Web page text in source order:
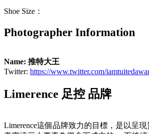
Shoe Size：
Photographer Information
Name: 推特大王
Twitter: https://www.twitter.com/
Limerence 足控 品牌
Limerence這個品牌致力的目標，是以呈